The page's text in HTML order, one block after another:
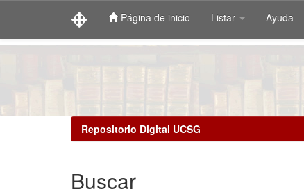
Página de inicio Listar Ayuda
Repositorio Digital UCSG
Buscar